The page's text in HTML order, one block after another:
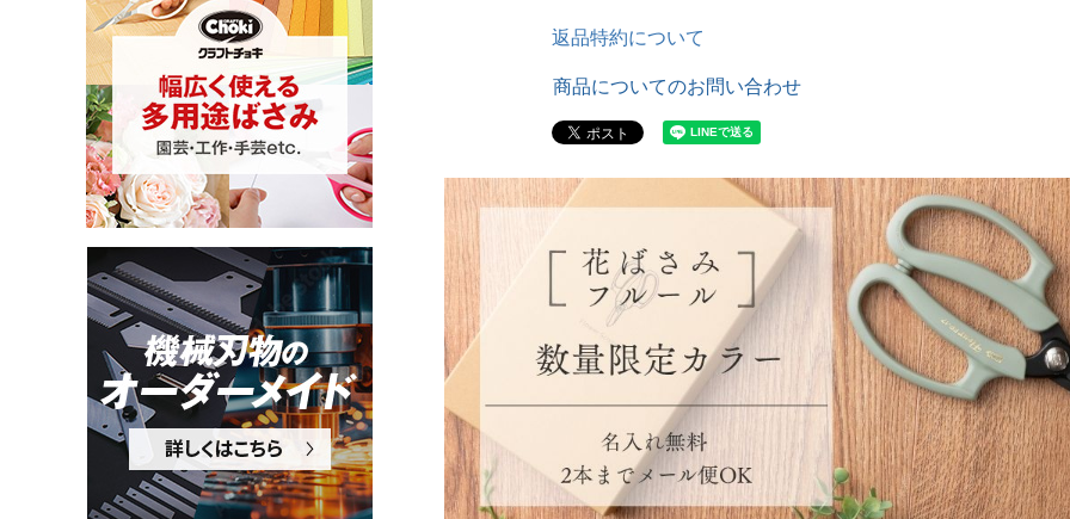
返品特約について
商品についてのお問い合わせ